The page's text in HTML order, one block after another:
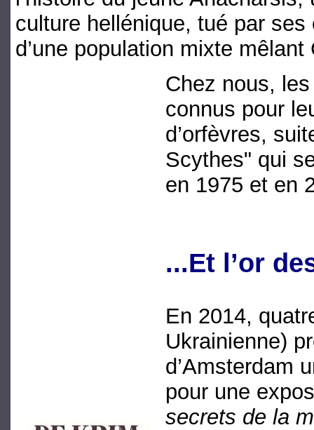
culture hellénique, tué par
d’une population mixte
Chez nous,
connus pour
d’orfèvres,
Scythes" qui
en 1975 et en
...Et l’or
En 2014,
Ukrainienne)
d’Amsterdam
pour une
secrets de la